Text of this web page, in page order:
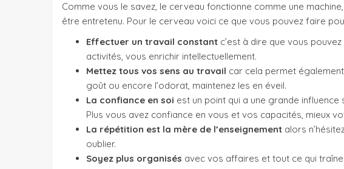
Comme vous le savez, le cerveau fonctionne comme une
être entretenu. Pour le cerveau voici ce que vous pouvez faire
Effectuer un travail constant c’est à dire que vous
activités, vous enrichir intellectuellement.
Mettez tous vos sens au travail car cela permet
goût ou encore l’odorat, maintenez les en éveil.
La confiance en soi est un point qui a une grande
Plus vous avez confiance en vous et vos capacités, mieux
La répétition est la mère de l’enseignement alors
oublier.
Soyez plus organisés avec vos affaires et tout ce qui